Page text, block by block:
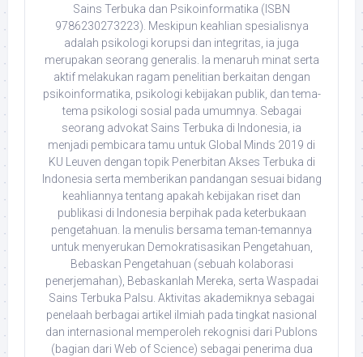
Sains Terbuka dan Psikoinformatika (ISBN
9786230273223). Meskipun keahlian spesialisnya
adalah psikologi korupsi dan integritas, ia juga
merupakan seorang generalis. Ia menaruh minat serta
aktif melakukan ragam penelitian berkaitan dengan
psikoinformatika, psikologi kebijakan publik, dan tema-
tema psikologi sosial pada umumnya. Sebagai
seorang advokat Sains Terbuka di Indonesia, ia
menjadi pembicara tamu untuk Global Minds 2019 di
KU Leuven dengan topik Penerbitan Akses Terbuka di
Indonesia serta memberikan pandangan sesuai bidang
keahliannya tentang apakah kebijakan riset dan
publikasi di Indonesia berpihak pada keterbukaan
pengetahuan. Ia menulis bersama teman-temannya
untuk menyerukan Demokratisasikan Pengetahuan,
Bebaskan Pengetahuan (sebuah kolaborasi
penerjemahan), Bebaskanlah Mereka, serta Waspadai
Sains Terbuka Palsu. Aktivitas akademiknya sebagai
penelaah berbagai artikel ilmiah pada tingkat nasional
dan internasional memperoleh rekognisi dari Publons
(bagian dari Web of Science) sebagai penerima dua